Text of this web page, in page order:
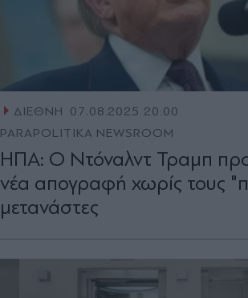
ΔΙΕΘΝΗ
07.08.2025 20:00
PARAPOLITIKA NEWSROOM
ΗΠΑ: Ο Ντόναλντ Τραμπ
νέα απογραφή χωρίς τους
μετανάστες